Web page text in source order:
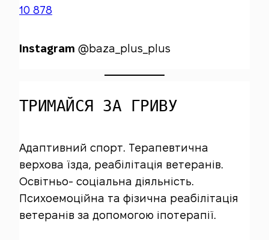
10 878
Instagram @baza_plus_plus
ТРИМАЙСЯ ЗА ГРИВУ
Адаптивний спорт. Терапевтична
верхова їзда, реабілітація ветеранів.
Освітньо- соціальна діяльність.
Психоемоційна та фізична реабілітація
ветеранів за допомогою іпотерапії.